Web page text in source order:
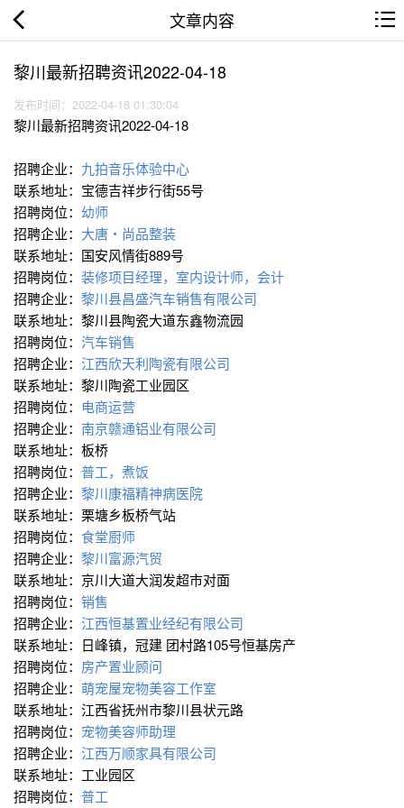
文章内容
黎川最新招聘资讯2022-04-18
发布时间：2022-04-18 01:30:04
黎川最新招聘资讯2022-04-18
招聘企业： 九拍音乐体验中心
联系地址：宝德吉祥步行街55号
招聘岗位： 幼师
招聘企业： 大唐・尚品整装
联系地址：国安风情街889号
招聘岗位： 装修项目经理，室内设计师，会计
招聘企业： 黎川县昌盛汽车销售有限公司
联系地址：黎川县陶瓷大道东鑫物流园
招聘岗位： 汽车销售
招聘企业： 江西欣天利陶瓷有限公司
联系地址：黎川陶瓷工业园区
招聘岗位： 电商运营
招聘企业： 南京赣通铝业有限公司
联系地址：板桥
招聘岗位： 普工，煮饭
招聘企业： 黎川康福精神病医院
联系地址：栗塘乡板桥气站
招聘岗位： 食堂厨师
招聘企业： 黎川富源汽贸
联系地址：京川大道大润发超市对面
招聘岗位： 销售
招聘企业： 江西恒基置业经纪有限公司
联系地址：日峰镇，冠建 团村路105号恒基房产
招聘岗位： 房产置业顾问
招聘企业： 萌宠屋宠物美容工作室
联系地址：江西省抚州市黎川县状元路
招聘岗位： 宠物美容师助理
招聘企业： 江西万顺家具有限公司
联系地址：工业园区
招聘岗位： 普工